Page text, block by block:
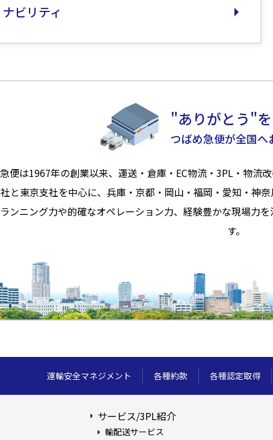
ビリティ
"ありがとう"
つばめ急便が全国へ
便は1967年の創業以来、運送・倉庫・EC物流・3PL・物流
と東京支社を中心に、兵庫・京都・岡山・福岡・愛知・神
ンニング力や的確なオペレーション力、経験豊かな現場力
す。
運輸安全マネジメント 各種約款 各種認定取得
サービス/3PL紹介
輸配送サービス